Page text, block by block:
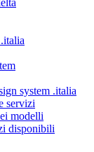
system .italia
servizi
modelli
disponibili